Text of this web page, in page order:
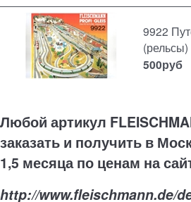
9922
(рельсы)
500руб
Любой артикул
заказать и получить в
1,5 месяца по ценам на
http://www.fleischmann.de/